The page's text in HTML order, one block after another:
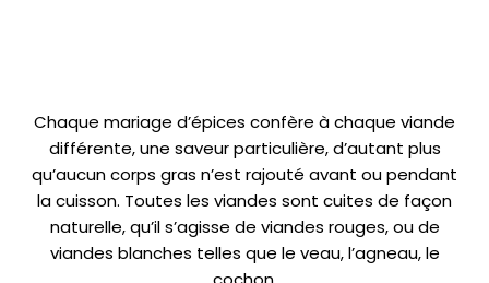
Chaque mariage d’épices confère à chaque viande
différente, une saveur particulière, d’autant plus
qu’aucun corps gras n’est rajouté avant ou pendant
la cuisson. Toutes les viandes sont cuites de façon
naturelle, qu’il s’agisse de viandes rouges, ou de
viandes blanches telles que le veau, l’agneau, le